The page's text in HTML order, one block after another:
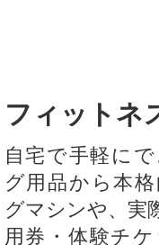
フィットネ
自宅で手軽に
グ用品から本
グマシンや、実
用券・体験チ